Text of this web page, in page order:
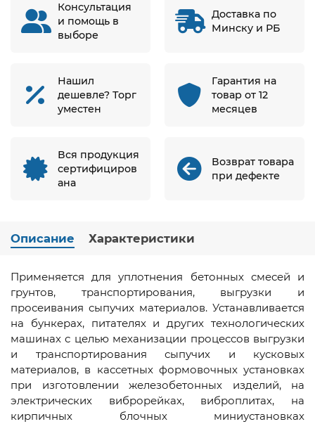
Консультация
и помощь в
выборе
Доставка по
Минску и РБ
Нашил
дешевле? Торг
уместен
Гарантия на
товар от 12
месяцев
Вся продукция
сертифициров
ана
Возврат товара
при дефекте
Описание Характеристики
Применяется для уплотнения бетонных смесей и
грунтов, транспортирования, выгрузки и
просеивания сыпучих материалов. Устанавливается
на бункерах, питателях и других технологических
машинах с целью механизации процессов выгрузки
и транспортирования сыпучих и кусковых
материалов, в кассетных формовочных установках
при изготовлении железобетонных изделий, на
электрических виброрейках, виброплитах, на
кирпичных блочных миниустановках